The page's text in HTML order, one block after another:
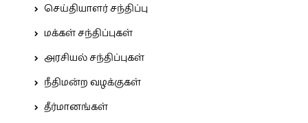
செய்தியாளர் சந்திப்பு
மக்கள் சந்திப்புகள்
அரசியல் சந்திப்புகள்
நீதிமன்ற வழக்குகள்
தீர்மானங்கள்